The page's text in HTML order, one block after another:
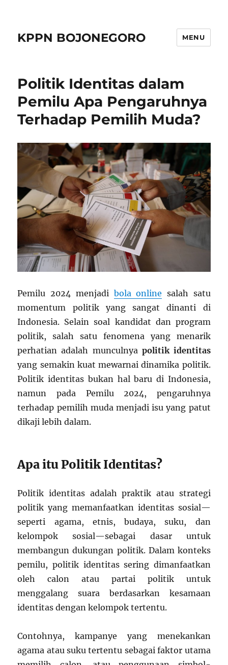
KPPN BOJONEGORO MENU
Politik Identitas dalam
Pemilu Apa Pengaruhnya
Terhadap Pemilih Muda?
Pemilu 2024 menjadi bola online salah satu
momentum politik yang sangat dinanti di
Indonesia. Selain soal kandidat dan program
politik, salah satu fenomena yang menarik
perhatian adalah munculnya politik identitas
yang semakin kuat mewarnai dinamika politik.
Politik identitas bukan hal baru di Indonesia,
namun pada Pemilu 2024, pengaruhnya
terhadap pemilih muda menjadi isu yang patut
dikaji lebih dalam.
Apa itu Politik Identitas?
Politik identitas adalah praktik atau strategi
politik yang memanfaatkan identitas sosial—
seperti agama, etnis, budaya, suku, dan
kelompok sosial—sebagai dasar untuk
membangun dukungan politik. Dalam konteks
pemilu, politik identitas sering dimanfaatkan
oleh calon atau partai politik untuk
menggalang suara berdasarkan kesamaan
identitas dengan kelompok tertentu.
Contohnya, kampanye yang menekankan
agama atau suku tertentu sebagai faktor utama